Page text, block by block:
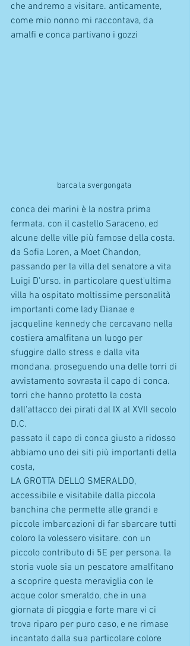
che andremo a visitare. anticamente,
come mio nonno mi raccontava, da
amalfi e conca partivano i gozzi
barca la svergongata
conca dei marini è la nostra prima
fermata. con il castello Saraceno, ed
alcune delle ville più famose della costa.
da Sofia Loren, a Moet Chandon,
passando per la villa del senatore a vita
Luigi D'urso. in particolare quest'ultima
villa ha ospitato moltissime personalità
importanti come lady Dianae e
jacqueline kennedy che cercavano nella
costiera amalfitana un luogo per
sfuggire dallo stress e dalla vita
mondana. proseguendo una delle torri di
avvistamento sovrasta il capo di conca.
torri che hanno protetto la costa
dall'attacco dei pirati dal IX al XVII secolo
D.C.
passato il capo di conca giusto a ridosso
abbiamo uno dei siti più importanti della
costa,
LA GROTTA DELLO SMERALDO,
accessibile e visitabile dalla piccola
banchina che permette alle grandi e
piccole imbarcazioni di far sbarcare tutti
coloro la volessero visitare. con un
piccolo contributo di 5E per persona. la
storia vuole sia un pescatore amalfitano
a scoprire questa meraviglia con le
acque color smeraldo, che in una
giornata di pioggia e forte mare vi ci
trova riparo per puro caso, e ne rimase
incantato dalla sua particolare colore